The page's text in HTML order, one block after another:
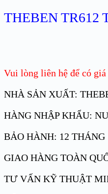
THEBEN TR612
Vui lòng liên hệ để có
NHÀ SẢN XUẤT:
HÀNG NHẬP KHẨU:
BẢO HÀNH: 12 THÁNG
GIAO HÀNG TOÀN
TƯ VẤN KỸ THUẬT